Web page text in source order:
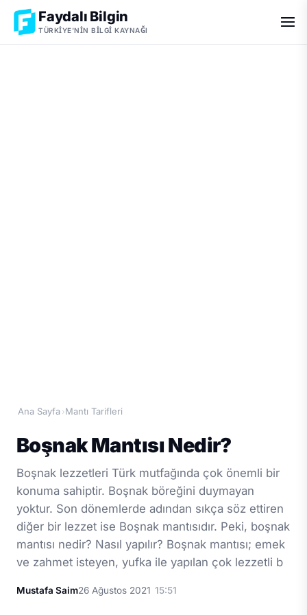
Faydalı Bilgin
TÜRKIYE'NIN BILGI KAYNAĞI
Ana Sayfa ›Mantı Tarifleri
Boşnak Mantısı Nedir?
Boşnak lezzetleri Türk mutfağında çok önemli bir
konuma sahiptir. Boşnak böreğini duymayan
yoktur. Son dönemlerde adından sıkça söz ettiren
diğer bir lezzet ise Boşnak mantısıdır. Peki, boşnak
mantısı nedir? Nasıl yapılır? Boşnak mantısı; emek
ve zahmet isteyen, yufka ile yapılan çok lezzetli b
Mustafa Saim26 Ağustos 2021 15:51